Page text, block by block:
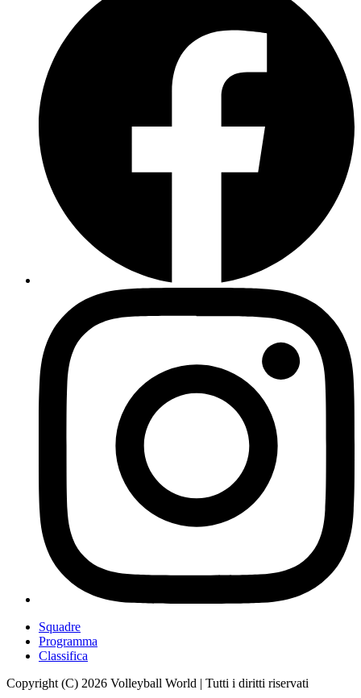
Squadre
Programma
Classifica
Copyright (C) 2026 Volleyball World | Tutti i diritti riservati